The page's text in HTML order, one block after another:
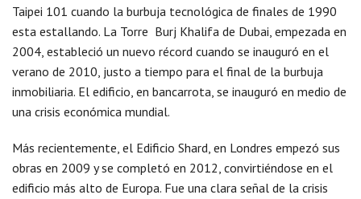
Taipei 101 cuando la burbuja tecnológica de finales de 1990
esta estallando. La Torre Burj Khalifa de Dubai, empezada en
2004, estableció un nuevo récord cuando se inauguró en el
verano de 2010, justo a tiempo para el final de la burbuja
inmobiliaria. El edificio, en bancarrota, se inauguró en medio de
una crisis económica mundial.
Más recientemente, el Edificio Shard, en Londres empezó sus
obras en 2009 y se completó en 2012, convirtiéndose en el
edificio más alto de Europa. Fue una clara señal de la crisis